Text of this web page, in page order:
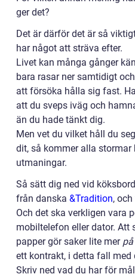
ger det?
Det är därför det är så
har något att sträva efter.
Livet kan många gånger
bara rasar ner samtidigt
att försöka hålla sig fast.
att du sveps iväg och
än du hade tänkt dig.
Men vet du vilket håll du
dit, så kommer alla
utmaningar.
Så sätt dig ned vid
från danska &Tradition,
Och det ska verkligen vara
mobiltelefon eller dator. Att
papper gör saker lite mer
ett kontrakt, i detta fall med
Skriv ned vad du har för